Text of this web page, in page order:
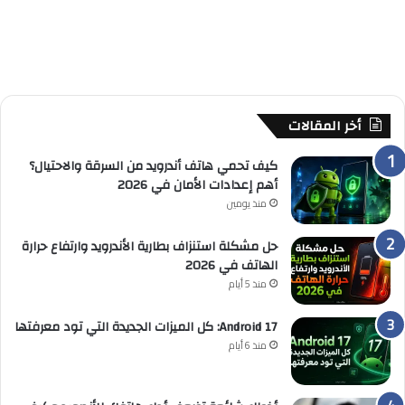
أخر المقالات
كيف تحمي هاتف أندرويد من السرقة والاحتيال؟
أهم إعدادات الأمان في 2026
منذ يومين
حل مشكلة استنزاف بطارية الأندرويد وارتفاع حرارة
الهاتف في 2026
منذ 5 أيام
Android 17: كل الميزات الجديدة التي تود معرفتها
منذ 6 أيام